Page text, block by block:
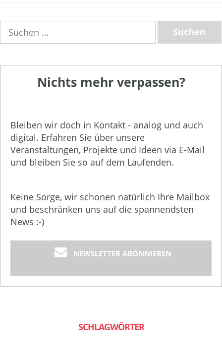
nach:
Nichts mehr verpassen?
Bleiben wir doch in Kontakt - analog und auch
digital. Erfahren Sie über unsere
Veranstaltungen, Projekte und Ideen via E-Mail
und bleiben Sie so auf dem Laufenden.
Keine Sorge, wir schonen natürlich Ihre Mailbox
und beschränken uns auf die spannendsten
News :-)
NEWSLETTER ABONNIEREN
SCHLAGWÖRTER